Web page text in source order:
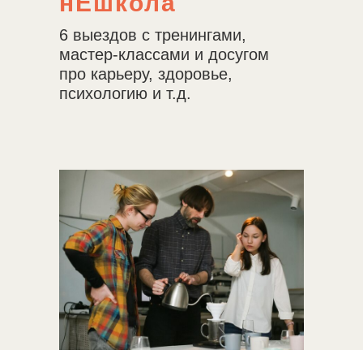
6 выездов с тренингами,
мастер-классами и досугом
про карьеру, здоровье,
психологию и т.д.